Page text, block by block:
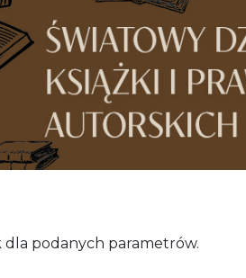
dla podanych parametrów.